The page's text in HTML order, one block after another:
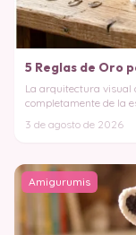
5 Reglas de Oro
La arquitectura visual
completamente de la
3 de agosto de 2026
Amigurumis